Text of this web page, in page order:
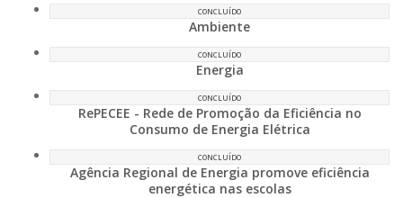
CONCLUÍDO
Ambiente
CONCLUÍDO
Energia
CONCLUÍDO
RePECEE - Rede de Promoção da Eficiência no
Consumo de Energia Elétrica
CONCLUÍDO
Agência Regional de Energia promove eficiência
energética nas escolas